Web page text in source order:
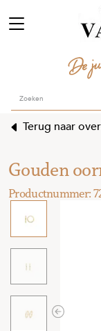
Terug naar
Gouden
Previous